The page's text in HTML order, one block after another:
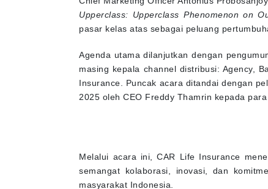
Upperclass: Upperclass Phenomenon on
pasar kelas atas sebagai peluang
Agenda utama dilanjutkan dengan
masing kepala channel distribusi: Agency,
Insurance. Puncak acara ditandai dengan
2025 oleh CEO Freddy Thamrin kepada para
Melalui acara ini, CAR Life Insurance
semangat kolaborasi, inovasi, dan
masyarakat Indonesia.